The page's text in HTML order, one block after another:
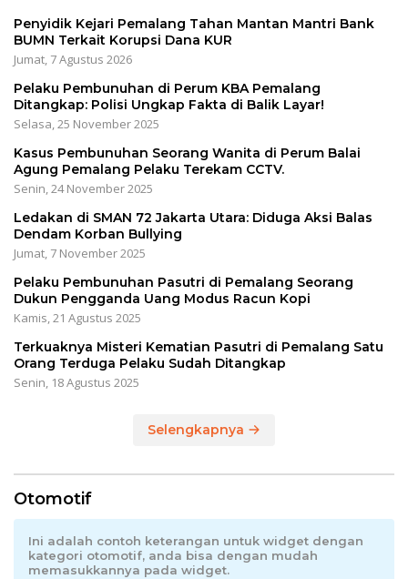
Penyidik Kejari Pemalang Tahan Mantan Mantri Bank
BUMN Terkait Korupsi Dana KUR
Jumat, 7 Agustus 2026
Pelaku Pembunuhan di Perum KBA Pemalang
Ditangkap: Polisi Ungkap Fakta di Balik Layar!
Selasa, 25 November 2025
Kasus Pembunuhan Seorang Wanita di Perum Balai
Agung Pemalang Pelaku Terekam CCTV.
Senin, 24 November 2025
Ledakan di SMAN 72 Jakarta Utara: Diduga Aksi Balas
Dendam Korban Bullying
Jumat, 7 November 2025
Pelaku Pembunuhan Pasutri di Pemalang Seorang
Dukun Pengganda Uang Modus Racun Kopi
Kamis, 21 Agustus 2025
Terkuaknya Misteri Kematian Pasutri di Pemalang Satu
Orang Terduga Pelaku Sudah Ditangkap
Senin, 18 Agustus 2025
Selengkapnya
Otomotif
Ini adalah contoh keterangan untuk widget dengan
kategori otomotif, anda bisa dengan mudah
memasukkannya pada widget.